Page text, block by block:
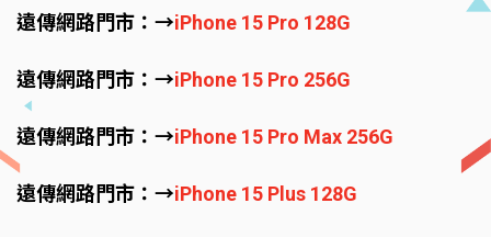
遠傳網路門市：→iPhone 15 Pro 128G
遠傳網路門市：→iPhone 15 Pro 256G
遠傳網路門市：→iPhone 15 Pro Max 256G
遠傳網路門市：→iPhone 15 Plus 128G